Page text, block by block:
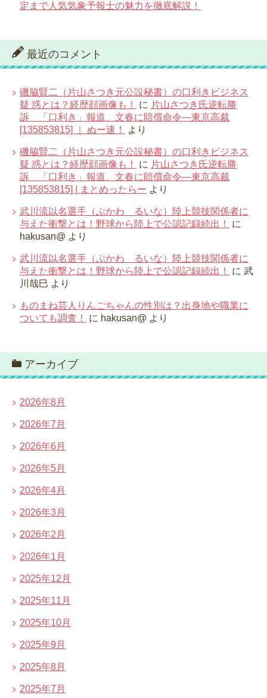
定まで人気気象予報士の魅力を徹底解説！
最近のコメント
磯脇賢二（片山さつき元公設秘書）の口利きビジネス
疑 惑とは？経歴顔画像も！
に 片山さつき氏逆転勝
訴 「口利き」報道、文春に賠償命令―東京高裁
[135853815] ｜ ぬー速！
より
磯脇賢二（片山さつき元公設秘書）の口利きビジネス
疑 惑とは？経歴顔画像も！
に 片山さつき氏逆転勝
訴 「口利き」報道、文春に賠償命令―東京高裁
[135853815] | まとめったらー より
武川流以名選手（ぶかわ るいな）陸上競技関係者に
与えた衝撃とは！野球から陸上で公認記録続出！
に
hakusan@ より
武川流以名選手（ぶかわ るいな）陸上競技関係者に
与えた衝撃とは！野球から陸上で公認記録続出！
に 武
川哉巳 より
ものまね芸人りんごちゃんの性別は？出身地や職業に
ついても調査！
に hakusan@ より
アーカイブ
2026年8月
2026年7月
2026年6月
2026年5月
2026年4月
2026年3月
2026年2月
2026年1月
2025年12月
2025年11月
2025年10月
2025年9月
2025年8月
2025年7月